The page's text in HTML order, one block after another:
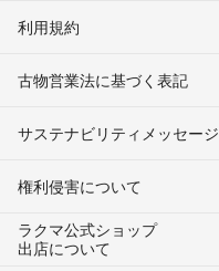
利用規約
古物営業法に基づく表記
サステナビリティメッセージ
権利侵害について
ラクマ公式ショップ
出店について